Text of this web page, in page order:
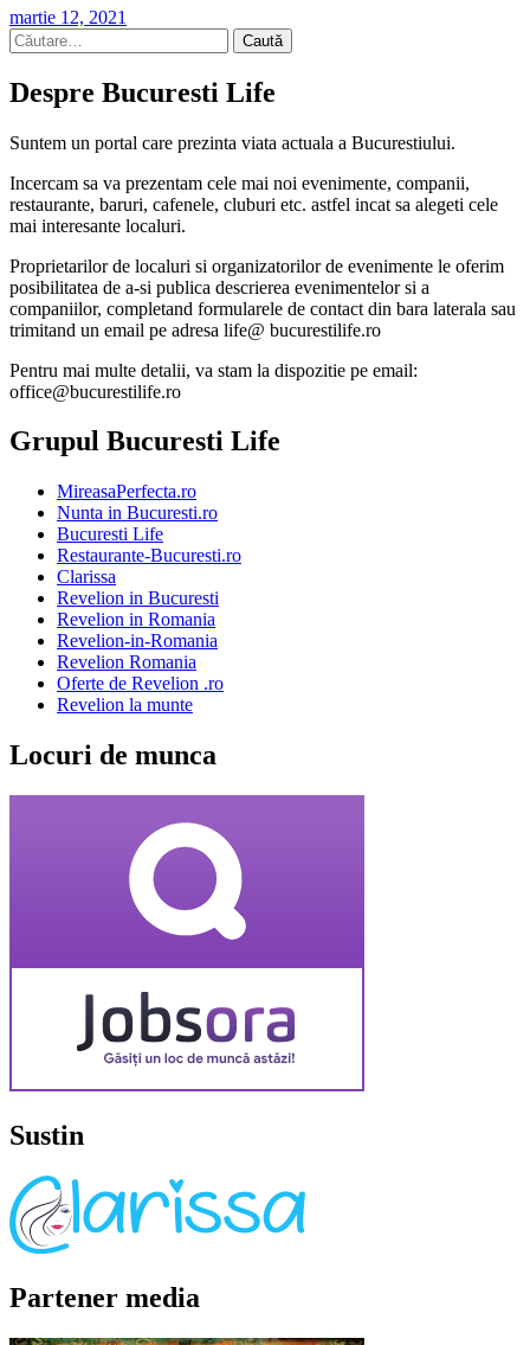
martie 12, 2021
Caută
după:
Despre Bucuresti Life
Suntem un portal care prezinta viata actuala a Bucurestiului.
Incercam sa va prezentam cele mai noi evenimente, companii,
restaurante, baruri, cafenele, cluburi etc. astfel incat sa alegeti cele
mai interesante localuri.
Proprietarilor de localuri si organizatorilor de evenimente le oferim
posibilitatea de a-si publica descrierea evenimentelor si a
companiilor, completand formularele de contact din bara laterala sau
trimitand un email pe adresa life@ bucurestilife.ro
Pentru mai multe detalii, va stam la dispozitie pe email:
office@bucurestilife.ro
Grupul Bucuresti Life
MireasaPerfecta.ro
Nunta in Bucuresti.ro
Bucuresti Life
Restaurante-Bucuresti.ro
Clarissa
Revelion in Bucuresti
Revelion in Romania
Revelion-in-Romania
Revelion Romania
Oferte de Revelion .ro
Revelion la munte
Locuri de munca
Sustin
Partener media